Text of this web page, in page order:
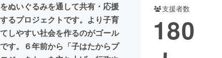
をぬいぐるみを通して共有・応援
するプロジェクトです。より子育
てしやすい社会を作るのがゴール
です。６年前から「子はたからプ
支援者数
180